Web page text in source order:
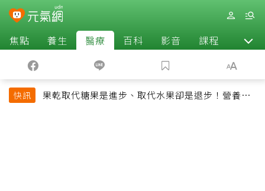
焦點 養生 醫療 百科 影音 課程 退休
快訊
果乾取代糖果是進步、取代水果卻是退步！營養師